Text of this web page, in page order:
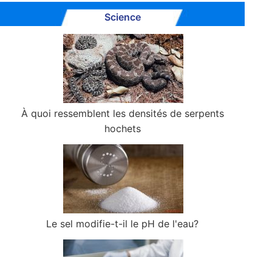
Science
À quoi ressemblent les densités de serpents
hochets
Le sel modifie-t-il le pH de l'eau?